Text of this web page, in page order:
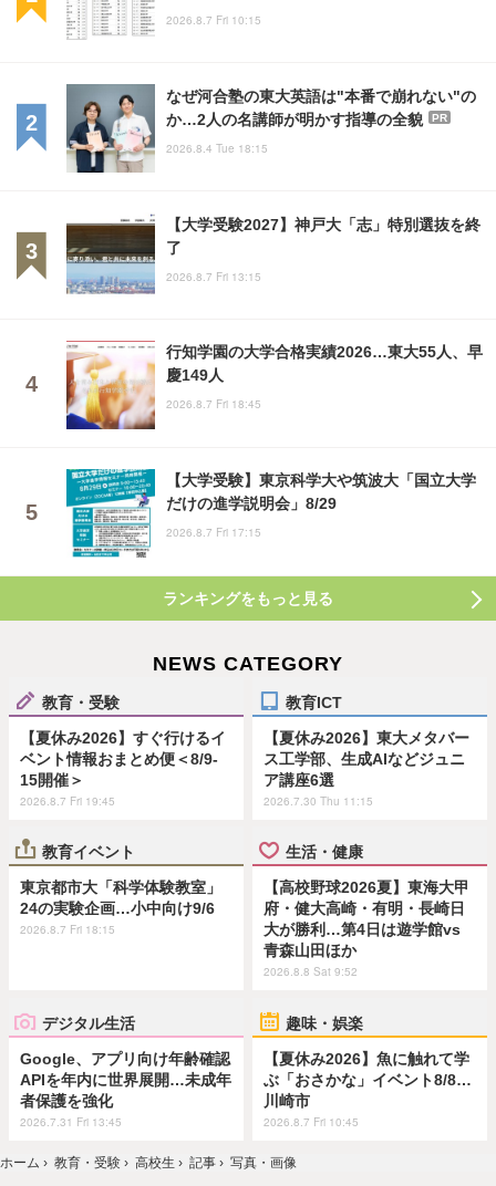
2026.8.7 Fri 10:15
なぜ河合塾の東大英語は"本番で崩れない"の
か…2人の名講師が明かす指導の全貌
PR
2026.8.4 Tue 18:15
【大学受験2027】神戸大「志」特別選抜を終
了
2026.8.7 Fri 13:15
行知学園の大学合格実績2026…東大55人、早
慶149人
2026.8.7 Fri 18:45
【大学受験】東京科学大や筑波大「国立大学
だけの進学説明会」8/29
2026.8.7 Fri 17:15
ランキングをもっと見る
NEWS CATEGORY
教育・受験
【夏休み2026】すぐ行けるイ
ベント情報おまとめ便＜8/9-
15開催＞
2026.8.7 Fri 19:45
教育ICT
【夏休み2026】東大メタバー
ス工学部、生成AIなどジュニ
ア講座6選
2026.7.30 Thu 11:15
教育イベント
東京都市大「科学体験教室」
24の実験企画…小中向け9/6
2026.8.7 Fri 18:15
生活・健康
【高校野球2026夏】東海大甲
府・健大高崎・有明・長崎日
大が勝利…第4日は遊学館vs
青森山田ほか
2026.8.8 Sat 9:52
デジタル生活
Google、アプリ向け年齢確認
APIを年内に世界展開…未成年
者保護を強化
2026.7.31 Fri 13:45
趣味・娯楽
【夏休み2026】魚に触れて学
ぶ「おさかな」イベント8/8…
川崎市
2026.8.7 Fri 10:45
ホーム › 教育・受験 › 高校生 › 記事 › 写真・画像